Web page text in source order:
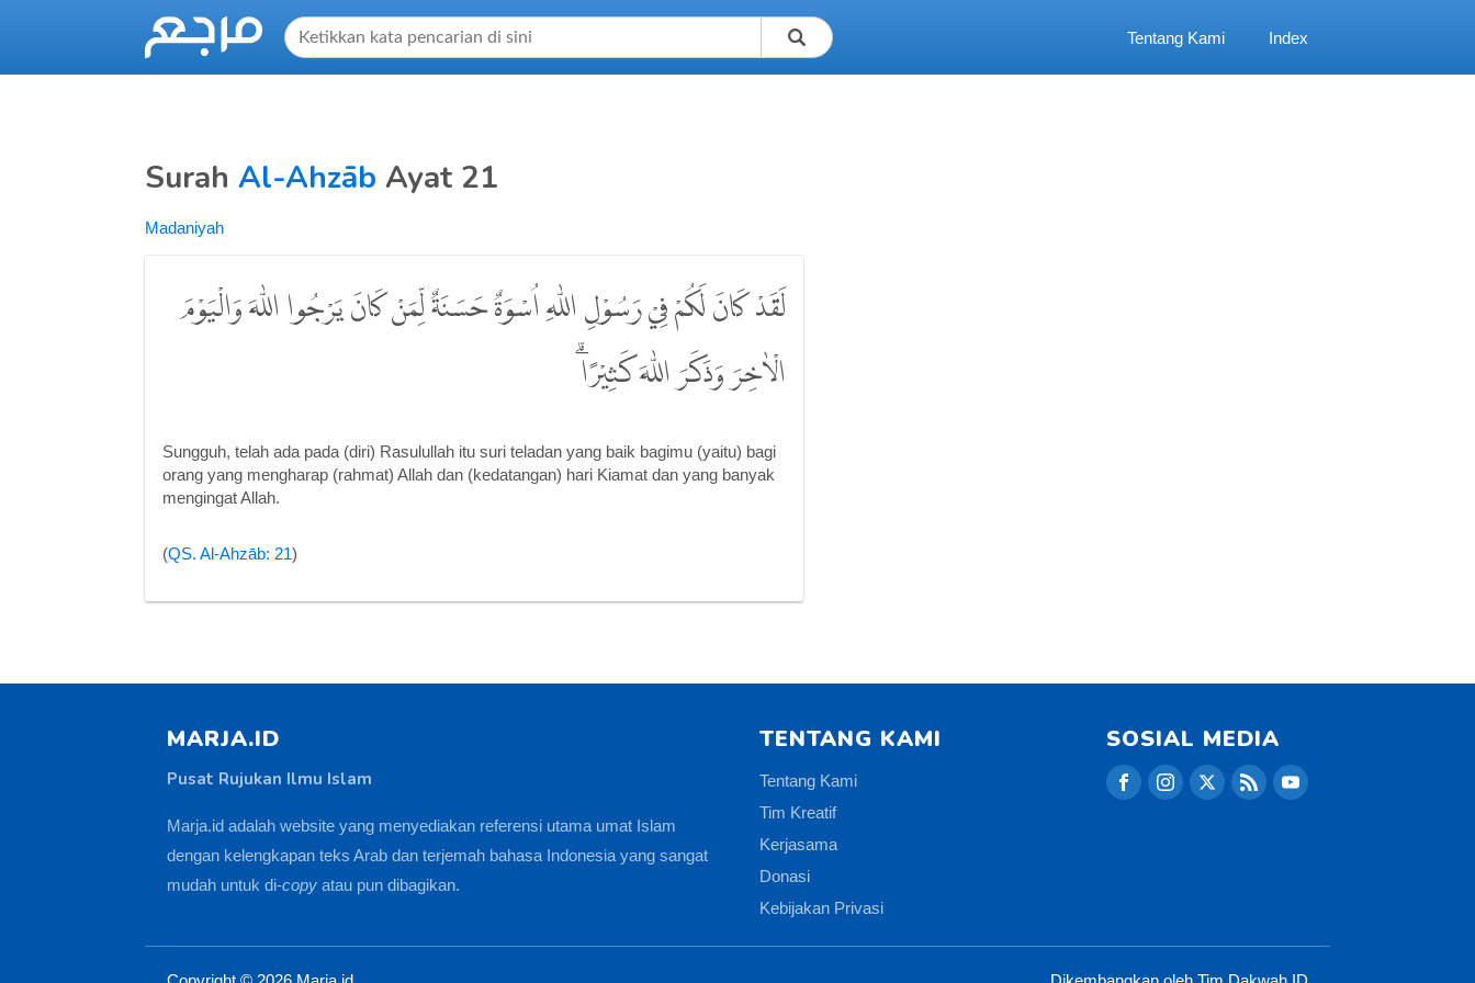
Tentang Kami Index
Surah Al-Ahzāb Ayat 21
Madaniyah
لَقَدْ كَانَ لَكُمْ فِيْ رَسُوْلِ اللّٰهِ اُسْوَةٌ حَسَنَةٌ لِّمَنْ كَانَ يَرْجُوا اللّٰهَ وَالْيَوْمَ
الْاٰخِرَ وَذَكَرَ اللّٰهَ كَثِيْرًاۗ
Sungguh, telah ada pada (diri) Rasulullah itu suri teladan yang baik bagimu (yaitu) bagi
orang yang mengharap (rahmat) Allah dan (kedatangan) hari Kiamat dan yang banyak
mengingat Allah.
(QS. Al-Ahzāb: 21)
MARJA.ID
Pusat Rujukan Ilmu Islam
Marja.id adalah website yang menyediakan referensi utama umat Islam
dengan kelengkapan teks Arab dan terjemah bahasa Indonesia yang sangat
mudah untuk di-copy atau pun dibagikan.
TENTANG KAMI
Tentang Kami
Tim Kreatif
Kerjasama
Donasi
Kebijakan Privasi
SOSIAL MEDIA